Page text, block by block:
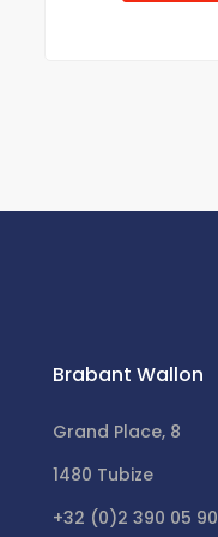
Brabant Wallon
Grand Place, 8
1480 Tubize
+32 (0)2 390 05 90